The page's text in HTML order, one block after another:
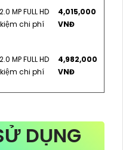
MP FULL HD
kiệm chi phí
4,015,000
VNĐ
MP FULL HD
kiệm chi phí
4,982,000
VNĐ
DỤNG